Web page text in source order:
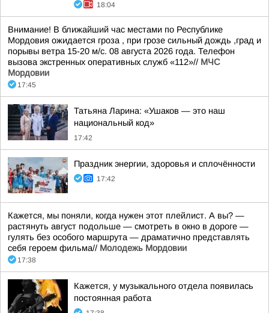
18:04
Внимание! В ближайший час местами по Республике
Мордовия ожидается гроза , при грозе сильный дождь ,град и
порывы ветра 15-20 м/с. 08 августа 2026 года. Телефон
вызова экстренных оперативных служб «112»// МЧС
Мордовии
17:45
Татьяна Ларина: «Ушаков — это наш
национальный код»
17:42
Праздник энергии, здоровья и сплочённости
17:42
Кажется, мы поняли, когда нужен этот плейлист. А вы? —
растянуть август подольше — смотреть в окно в дороге —
гулять без особого маршрута — драматично представлять
себя героем фильма// Молодежь Мордовии
17:38
Кажется, у музыкального отдела появилась
постоянная работа